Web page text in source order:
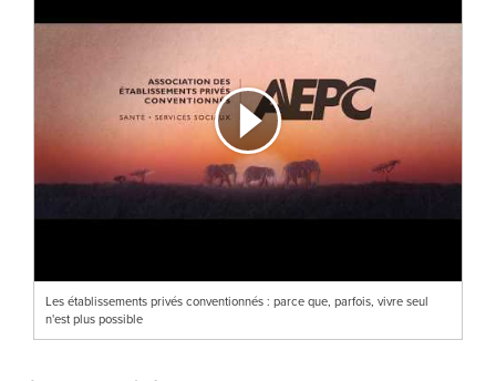
Les établissements privés conventionnés : parce que, parfois, vivre seul
n'est plus possible